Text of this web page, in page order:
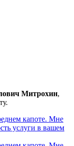
Митрохин,
капоте. Мне
услуги в вашем